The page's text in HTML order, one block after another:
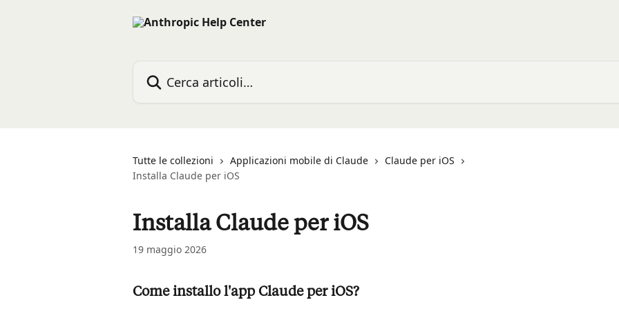
Tutte le collezioni Applicazioni mobile di Claude
Claude per iOS
Installa Claude per iOS
Installa Claude per iOS
19 maggio 2026
Come installo l'app Claude per iOS?